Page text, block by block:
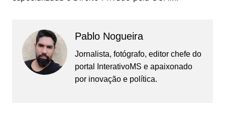
Pablo Nogueira
Jornalista, fotógrafo, editor chefe do
portal InterativoMS e apaixonado
por inovação e política.